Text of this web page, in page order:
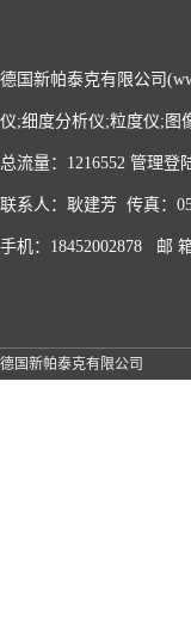
德国新帕泰克有限公司
仪;细度分析仪;粒度仪;图
总流量：1216552 管理登
联系人：耿建芳 传真：
手机：18452002878 邮
德国新帕泰克有限公司